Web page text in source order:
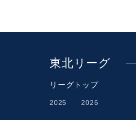
東北リーグ
リーグトップ
2025 2026